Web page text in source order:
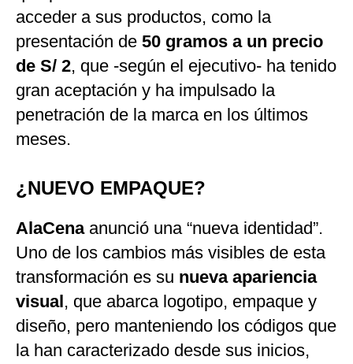
acceder a sus productos, como la
presentación de 50 gramos a un precio
de S/ 2, que -según el ejecutivo- ha tenido
gran aceptación y ha impulsado la
penetración de la marca en los últimos
meses.
¿NUEVO EMPAQUE?
AlaCenaanunció una “nueva identidad”.
Uno de los cambios más visibles de esta
transformación es su nueva apariencia
visual, que abarca logotipo, empaque y
diseño, pero manteniendo los códigos que
la han caracterizado desde sus inicios,